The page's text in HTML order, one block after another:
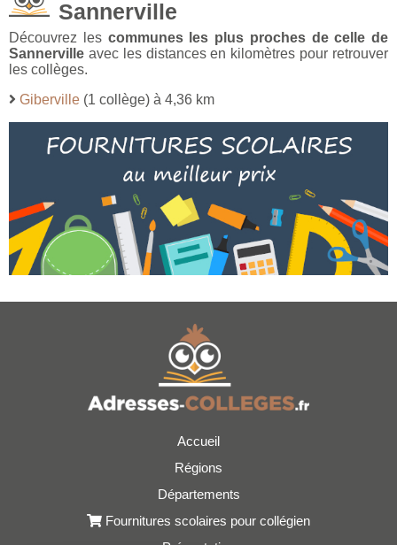
Sannerville
Découvrez les communes les plus proches de celle de
Sannerville avec les distances en kilomètres pour retrouver
les collèges.
Giberville (1 collège) à 4,36 km
Accueil
Régions
Départements
Fournitures scolaires pour collégien